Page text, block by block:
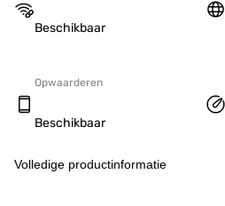
Beschikbaar
Opwaarderen
Beschikbaar
Volledige productinformatie